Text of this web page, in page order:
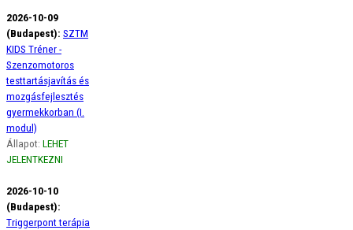
2026-10-09
(Budapest): SZTM
KIDS Tréner -
Szenzomotoros
testtartásjavítás és
mozgásfejlesztés
gyermekkorban (I.
modul)
Állapot: LEHET
JELENTKEZNI
2026-10-10
(Budapest):
Triggerpont terápia